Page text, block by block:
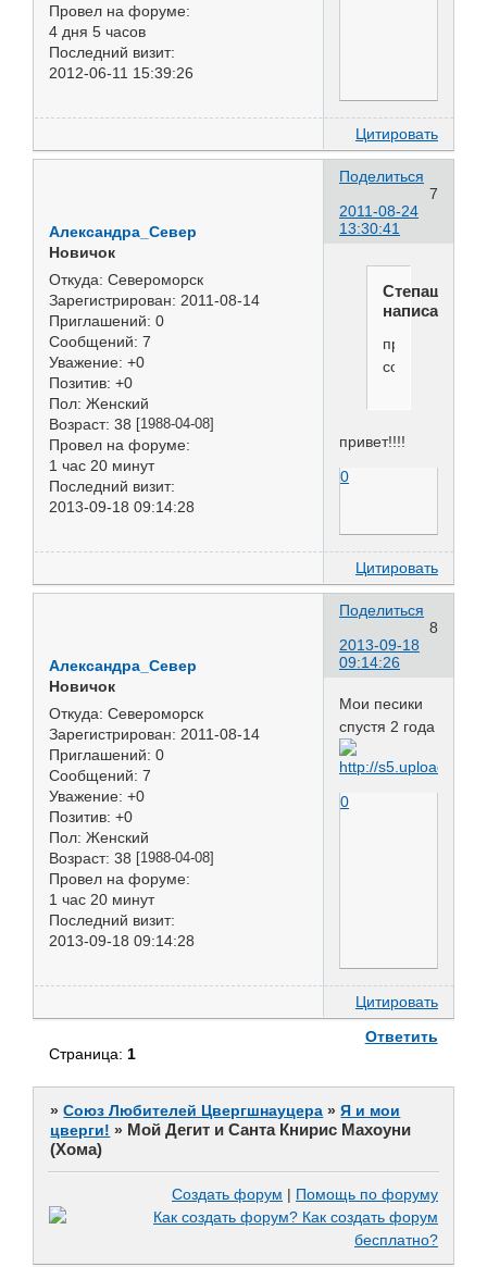
Провел на форуме:
4 дня 5 часов
Последний визит:
2012-06-11 15:39:26
Цитировать
Поделиться
7
2011-08-24
13:30:41
Александра_Север
Новичок
Откуда: Североморск
Зарегистрирован: 2011-08-14
Приглашений: 0
Сообщений: 7
Уважение: +0
Позитив: +0
Пол: Женский
Возраст: 38 [1988-04-08]
Провел на форуме:
1 час 20 минут
Последний визит:
2013-09-18 09:14:28
Степашка
написал(а):
привет
соседям!!!
привет!!!!
0
Цитировать
Поделиться
8
2013-09-18
09:14:26
Александра_Север
Новичок
Откуда: Североморск
Зарегистрирован: 2011-08-14
Приглашений: 0
Сообщений: 7
Уважение: +0
Позитив: +0
Пол: Женский
Возраст: 38 [1988-04-08]
Провел на форуме:
1 час 20 минут
Последний визит:
2013-09-18 09:14:28
Мои песики
спустя 2 года
0
Цитировать
Ответить
Страница:1
»Союз Любителей Цвергшнауцера »Я и мои
цверги! » Мой Дегит и Санта Книрис Махоуни
(Хома)
Создать форум | Помощь по форуму